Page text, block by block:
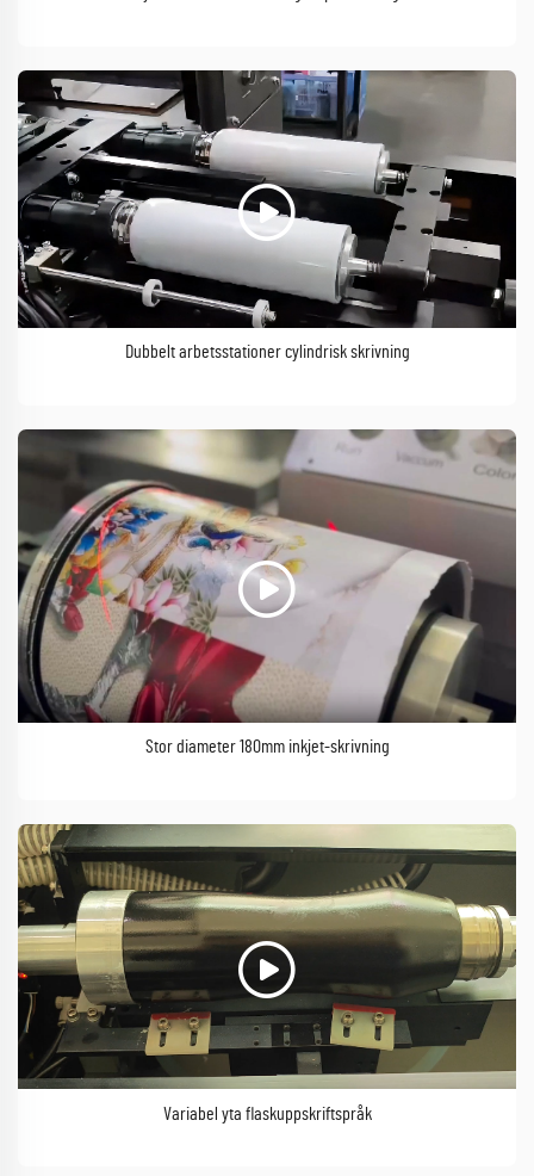
Dubbelt arbetsstationer cylindrisk skrivning
Stor diameter 180mm inkjet-skrivning
Variabel yta flaskuppskriftspråk